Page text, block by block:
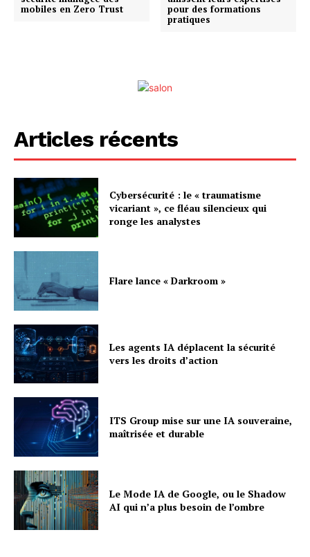
mobiles en Zero Trust
pour des formations
pratiques
Articles récents
Cybersécurité : le « traumatisme
vicariant », ce fléau silencieux qui
ronge les analystes
Flare lance « Darkroom »
Les agents IA déplacent la sécurité
vers les droits d’action
ITS Group mise sur une IA souveraine,
maîtrisée et durable
Le Mode IA de Google, ou le Shadow
AI qui n’a plus besoin de l’ombre